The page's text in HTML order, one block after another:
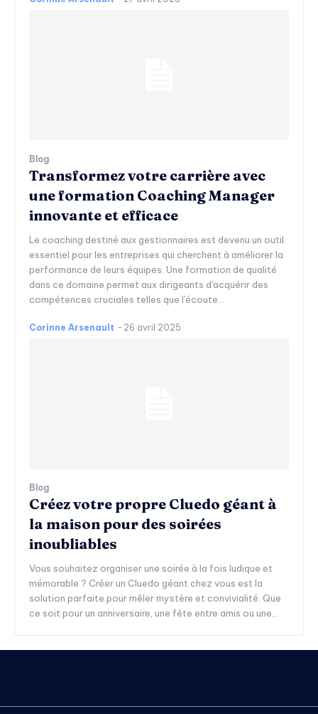
Blog
Transformez votre carrière avec
une formation Coaching Manager
innovante et efficace
Le coaching destiné aux gestionnaires est devenu un outil
essentiel pour les entreprises qui cherchent à améliorer la
performance de leurs équipes. Une formation de qualité
dans ce domaine permet aux dirigeants d'acquérir des
compétences cruciales telles que l'écoute...
Corinne Arsenault - 26 avril 2025
Blog
Créez votre propre Cluedo géant à
la maison pour des soirées
inoubliables
Vous souhaitez organiser une soirée à la fois ludique et
mémorable ? Créer un Cluedo géant chez vous est la
solution parfaite pour mêler mystère et convivialité. Que
ce soit pour un anniversaire, une fête entre amis ou une...